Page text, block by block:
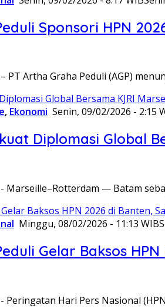
Sponsori HPN
PT Artha Graha Peduli (AGP)
, Ekonomi Senin, 09/02/2026 - 2:15
Diplomasi Global
- Marseille–Rotterdam — Batam
Minggu, 08/02/2026 - 11:13 WIB
Gelar Baksos
- Peringatan Hari Pers Nasional